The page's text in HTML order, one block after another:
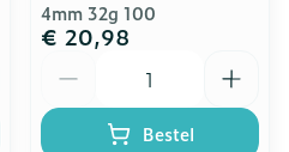
4mm 32g 100
€ 20,98
Bestel